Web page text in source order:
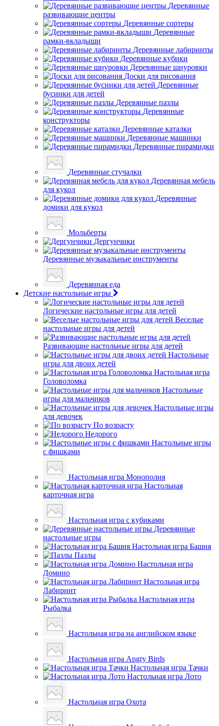
Деревянные
развивающие центры
Деревянные сортеры
Деревянные
рамки-вкладыши
Деревянные лабиринты
Деревянные кубики
Деревянные шнуровки
Доски для рисования
Деревянные
бусинки для детей
Деревянные пазлы
Деревянные
конструкторы
Деревянные каталки
Деревянные машинки
Деревянные пирамидки
Деревянные стучалки
Деревянная мебель
для кукол
Деревянные
домики для кукол
Мольберты
Дергунчики
Деревянные музыкальные инструменты
Деревянная еда
Детские настольные игры
Логические настольные игры для детей
Веселые
настольные игры для детей
Развивающие настольные игры для детей
Настольные
игры для двоих детей
Настольная игра
Головоломка
Настольные
игры для мальчиков
Настольные игры
для девочек
По возрасту
Недорого
Настольные игры
с фишками
Настольная игра Монополия
Настольная
карточная игра
Настольная игра с кубиками
Деревянные
настольные игры
Настольная игра Башня
Пазлы
Настольная игра
Домино
Настольная игра
Лабиринт
Настольная игра
Рыбалка
Настольная игра на английском языке
Настольная игра Angry Birds
Настольная игра Тачки
Настольная игра Лото
Настольная игра Охота